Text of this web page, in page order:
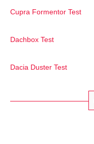
Cupra Formentor Test
Dachbox Test
Dacia Duster Test